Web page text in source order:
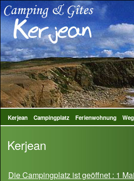
Kerjean Campingplatz Ferienwohnung
Kerjean
Die Campingplatz ist geöffnet : 1